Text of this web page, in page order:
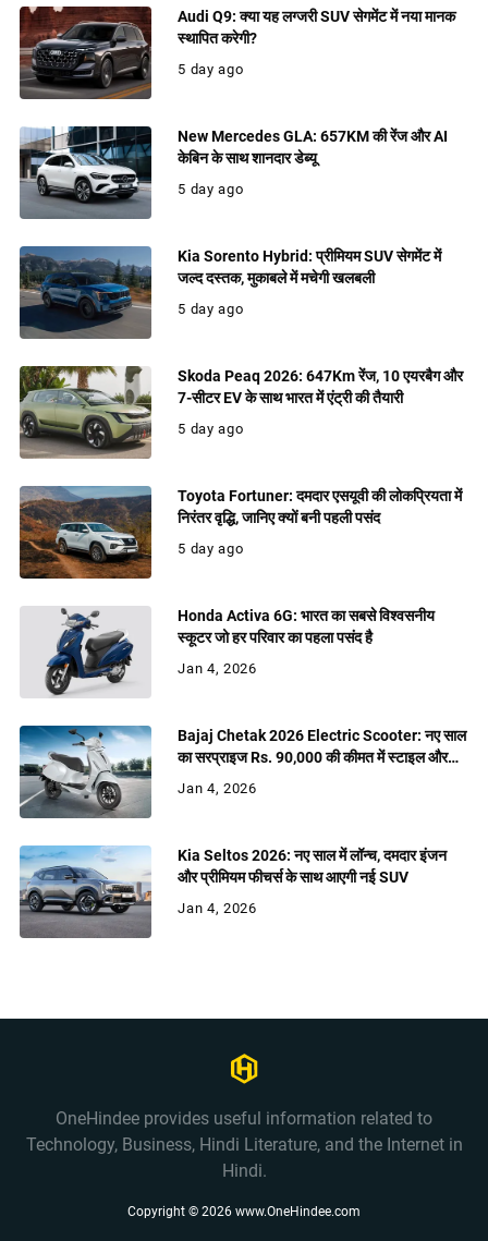
Audi Q9: क्या यह लग्जरी SUV सेगमेंट में नया मानक
स्थापित करेगी?
5 day ago
New Mercedes GLA: 657KM की रेंज और AI
केबिन के साथ शानदार डेब्यू
5 day ago
Kia Sorento Hybrid: प्रीमियम SUV सेगमेंट में
जल्द दस्तक, मुकाबले में मचेगी खलबली
5 day ago
Skoda Peaq 2026: 647Km रेंज, 10 एयरबैग और
7-सीटर EV के साथ भारत में एंट्री की तैयारी
5 day ago
Toyota Fortuner: दमदार एसयूवी की लोकप्रियता में
निरंतर वृद्धि, जानिए क्यों बनी पहली पसंद
5 day ago
Honda Activa 6G: भारत का सबसे विश्वसनीय
स्कूटर जो हर परिवार का पहला पसंद है
Jan 4, 2026
Bajaj Chetak 2026 Electric Scooter: नए साल
का सरप्राइज Rs. 90,000 की कीमत में स्टाइल और
शक्ति
Jan 4, 2026
Kia Seltos 2026: नए साल में लॉन्च, दमदार इंजन
और प्रीमियम फीचर्स के साथ आएगी नई SUV
Jan 4, 2026
OneHindee provides useful information related to
Technology, Business, Hindi Literature, and the Internet in
Hindi.
Copyright © 2026 www.OneHindee.com